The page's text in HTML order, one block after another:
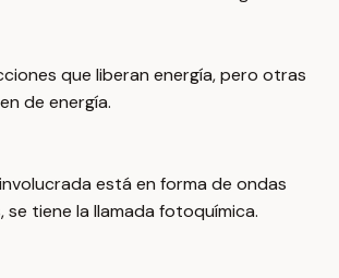
que liberan energía, pero otras
de energía.
está en forma de ondas
tiene la llamada fotoquímica.